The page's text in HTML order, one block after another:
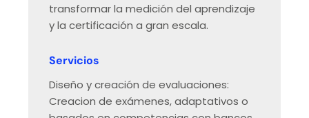
transformar la medición del aprendizaje
y la certificación a gran escala.
Servicios
Diseño y creación de evaluaciones:
Creacion de exámenes, adaptativos o